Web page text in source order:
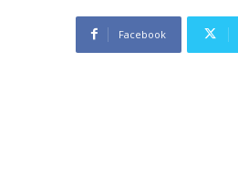
Facebook